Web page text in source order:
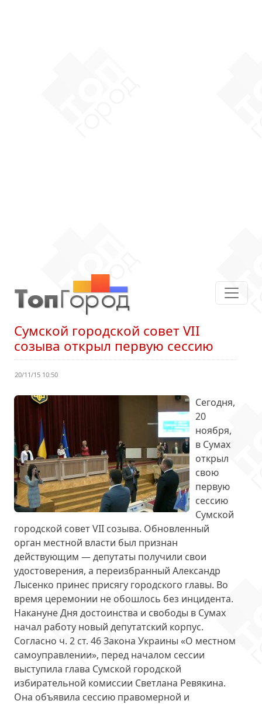
Сумской городской совет VII
созыва открыл первую сессию
20/11/15 10:50
Сегодня,
20
ноября,
в Сумах
открыл
свою
первую
сессию
Сумской
городской совет VII созыва. Обновленный
орган местной власти был признан
действующим — депутаты получили свои
удостоверения, а переизбранный Александр
Лысенко принес присягу городского главы. Во
время церемонии не обошлось без инцидента.
Накануне Дня достоинства и свободы в Сумах
начал работу новый депутатский корпус.
Согласно ч. 2 ст. 46 Закона Украины «О местном
самоуправлении», перед началом сессии
выступила глава Сумской городской
избирательной комиссии Светлана Ревякина.
Она объявила сессию правомерной и